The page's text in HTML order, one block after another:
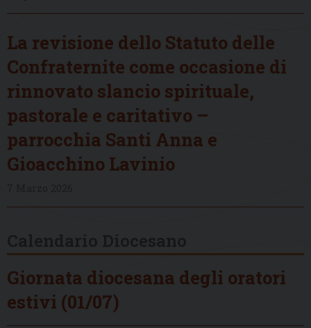
La revisione dello Statuto delle
Confraternite come occasione di
rinnovato slancio spirituale,
pastorale e caritativo –
parrocchia Santi Anna e
Gioacchino Lavinio
Giornata diocesana degli oratori
estivi (01/07)